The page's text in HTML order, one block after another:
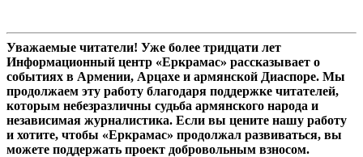
супернаходку 2018 года", так ученые
окрестили найденный предмет, сделают так
скоро. Об этом сообщает rostov.ru.
Уважаемые читатели! Уже более тридцати лет
Информационный центр «Еркрамас» рассказывает о
событиях в Армении, Арцахе и армянской Диаспоре. Мы
продолжаем эту работу благодаря поддержке читателей,
которым небезразличны судьба армянского народа и
независимая журналистика. Если вы цените нашу работу
и хотите, чтобы «Еркрамас» продолжал развиваться, вы
можете поддержать проект добровольным взносом.